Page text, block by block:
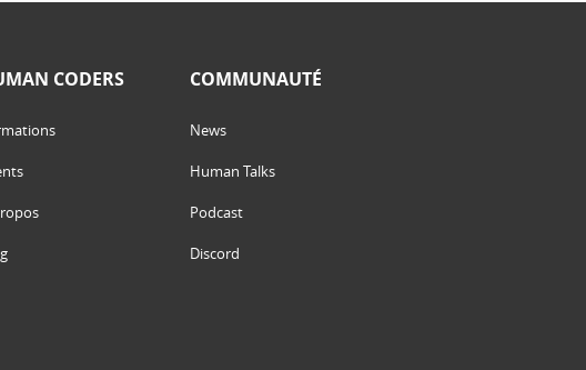
CODERS COMMUNAUTÉ
News
Human Talks
Podcast
Discord